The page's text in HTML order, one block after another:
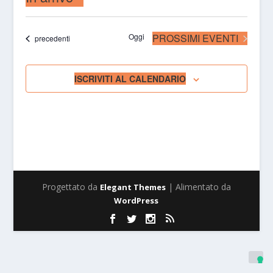
data.Eventi
precedenti Oggi PROSSIMI EVENTI
ISCRIVITI AL CALENDARIO
Progettato da Elegant Themes| Alimentato da
WordPress